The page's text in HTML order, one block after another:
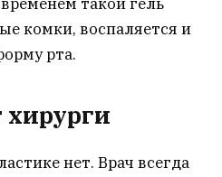
такой гель
комки, воспаляется и
рта.
хирурги
нет. Врач всегда